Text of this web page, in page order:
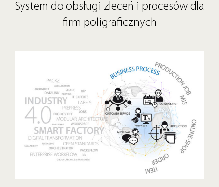
System do obsługi zleceń i procesów dla
firm poligraficznych